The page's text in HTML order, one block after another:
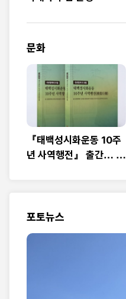
문화
『태백성시화운동 10주
년 사역행전』 출간… 교
포토뉴스